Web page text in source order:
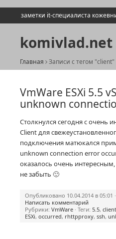
заметки it-специалиста
komivlad.net
Главная Записи с тегом "client"
VmWare ESXi 5.5
unknown
Столкнулся сегодня с очень
Client для
подключения матюкался
unknown connection error
оказалось очень
не забыть 🙂
Опубликовано 10.04.2014 в 05:01
Написать комментарий
Рубрики: VmWare · Теги: 5.5, client
ESXi, occurred, rhttpproxy, ssh,